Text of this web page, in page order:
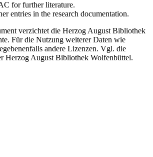
for further literature.
entries in the research documentation.
verzichtet die Herzog August Bibliothek
Für die Nutzung weiterer Daten wie
andere Lizenzen. Vgl. die
Herzog August Bibliothek Wolfenbüttel.